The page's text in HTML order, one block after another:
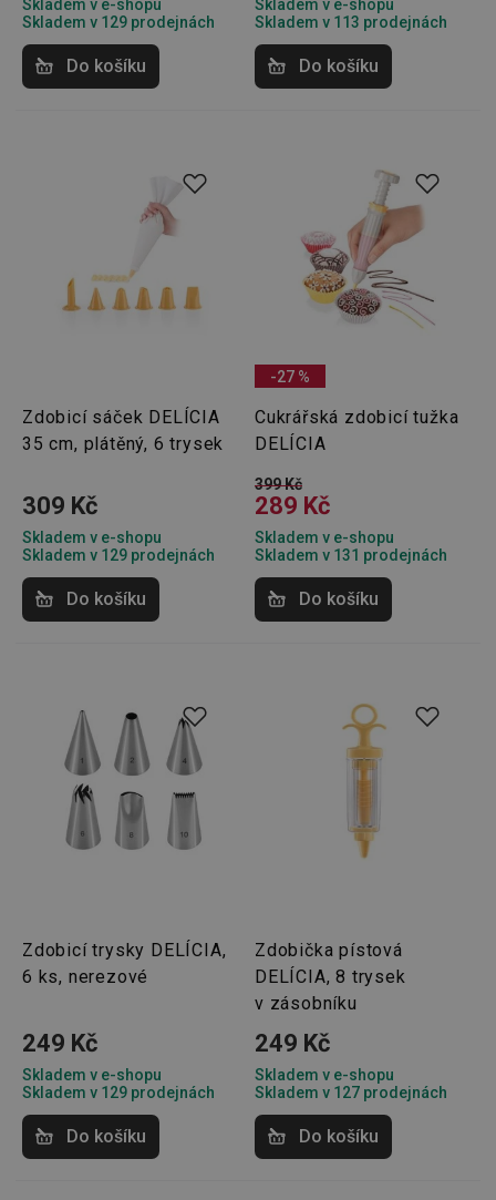
Skladem v e-shopu
Skladem v 129 prodejnách
Do košíku
Skladem v e-shopu
Skladem v 113 prodejnách
Do košíku
Zdobicí sáček DELÍCIA
35 cm, plátěný, 6 trysek
309 Kč
Skladem v e-shopu
Skladem v 129 prodejnách
Do košíku
-27 %
Cukrářská zdobicí tužka
DELÍCIA
399 Kč
289 Kč
Skladem v e-shopu
Skladem v 131 prodejnách
Do košíku
Zdobicí trysky DELÍCIA,
6 ks, nerezové
249 Kč
Skladem v e-shopu
Skladem v 129 prodejnách
Do košíku
Zdobička pístová
DELÍCIA, 8 trysek
v zásobníku
249 Kč
Skladem v e-shopu
Skladem v 127 prodejnách
Do košíku